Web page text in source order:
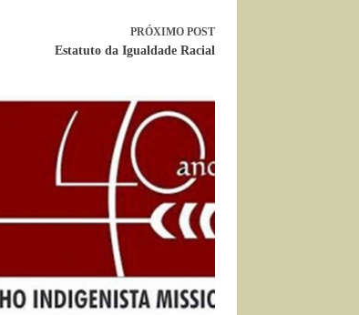
PRÓXIMO POST
Estatuto da Igualdade Racial